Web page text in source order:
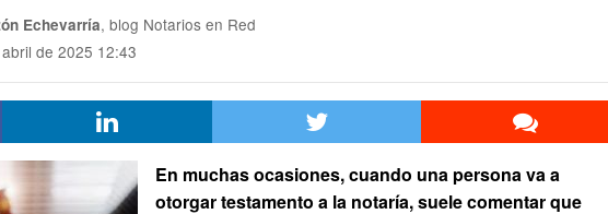
Echevarría, blog Notarios en Red
de 2025 12:43
En muchas ocasiones, cuando una persona va a
otorgar testamento a la notaría, suele comentar que